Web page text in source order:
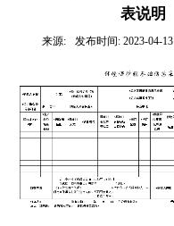
表说明
来源: 发布时间: 2023-04-13